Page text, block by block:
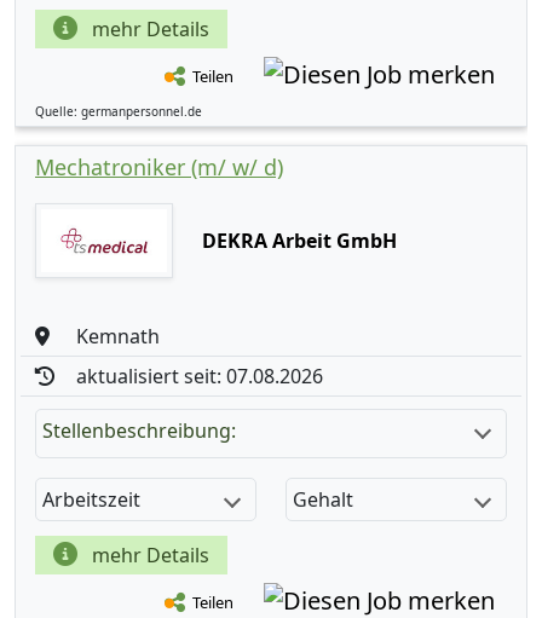
mehr Details
Teilen
Quelle: germanpersonnel.de
Mechatroniker (m/ w/ d)
DEKRA Arbeit GmbH
Kemnath
aktualisiert seit: 07.08.2026
Stellenbeschreibung:
Arbeitszeit Gehalt
mehr Details
Teilen